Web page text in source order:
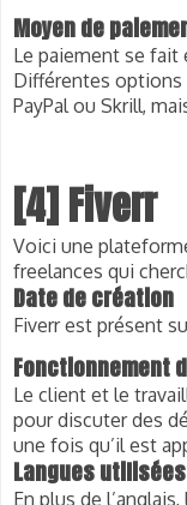
Moyen de
Le paiement se fait
Différentes
PayPal ou Skrill,
[4] Fiverr
Voici une
freelances qui
Date de création
Fiverr est présent
Fonctionnement
Le client et le
pour discuter des
une fois qu’il est
Langues utilisées
En plus de